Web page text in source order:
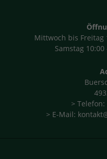
Mittwoch bis Freitag
Samstag
>
> E-Mail: